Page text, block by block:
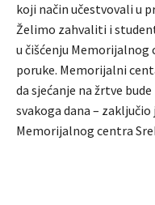
koji način učestvovali u
Želimo zahvaliti i
u čišćenju Memorijalnog
poruke. Memorijalni
da sjećanje na žrtve
svakoga dana –
Memorijalnog centra